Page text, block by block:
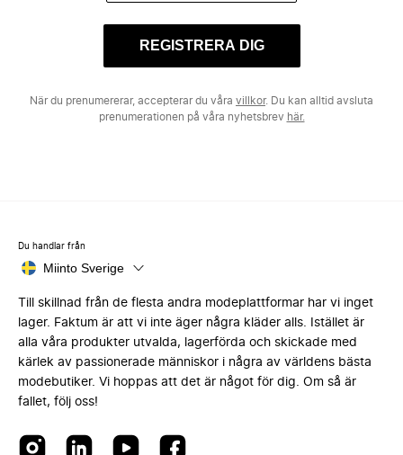
REGISTRERA DIG
När du prenumererar, accepterar du våra villkor. Du kan alltid avsluta
prenumerationen på våra nyhetsbrev här.
Du handlar från
Miinto Sverige
Till skillnad från de flesta andra modeplattformar har vi inget
lager. Faktum är att vi inte äger några kläder alls. Istället är
alla våra produkter utvalda, lagerförda och skickade med
kärlek av passionerade människor i några av världens bästa
modebutiker. Vi hoppas att det är något för dig. Om så är
fallet, följ oss!